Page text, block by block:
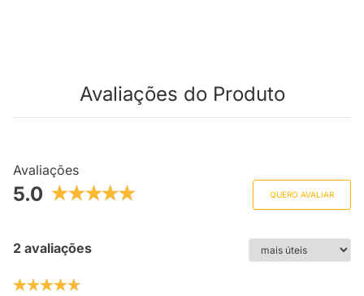
Avaliações do Produto
Avaliações
5.0 QUERO AVALIAR
2 avaliações